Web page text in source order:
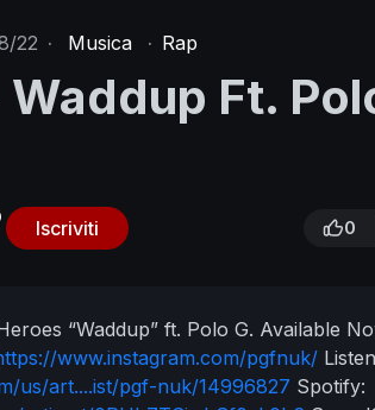
22 · Musica · Rap
Waddup Ft.
Iscriviti 0
“Waddup” ft. Polo G. Available
www.instagram.com/pgfnuk/
us/art....ist/pgf-nuk/14996827 Spotify: